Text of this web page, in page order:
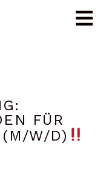
FÜR
(M/W/D)